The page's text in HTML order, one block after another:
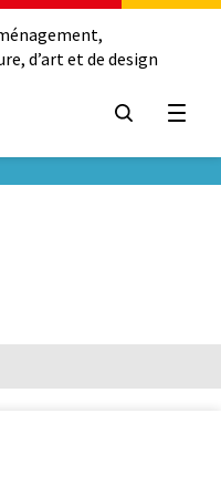
d’art et de design